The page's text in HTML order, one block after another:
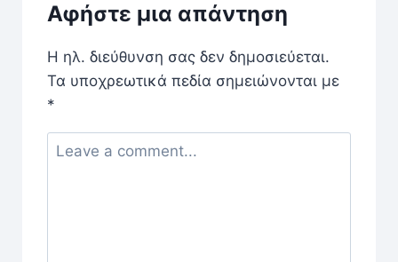
Αφήστε μια απάντηση
Η ηλ. διεύθυνση σας δεν δημοσιεύεται.
Τα υποχρεωτικά πεδία σημειώνονται με
*